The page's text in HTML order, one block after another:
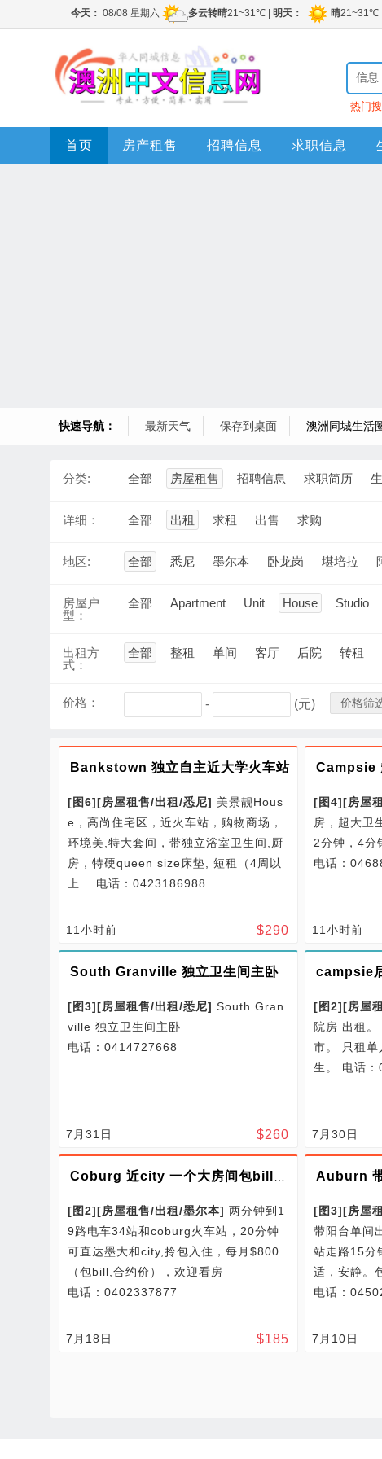
信息
热门搜
首页 房产租售 招聘信息 求职信息
快速导航： 最新天气 保存到桌面 澳洲同城生活
分类: 全部 房屋租售 招聘信息 求职简历
详细： 全部 出租 求租 出售 求购
地区: 全部 悉尼 墨尔本 卧龙岗 堪培拉
房屋户
型：
全部 Apartment Unit House Studio
出租方
式：
全部 整租 单间 客厅 后院 转租
价格： - (元) 价格筛
Bankstown 独立自主近大学火车站
[图6][房屋租售/出租/悉尼] 美景靓Hous
e，高尚住宅区，近火车站，购物商场，
环境美,特大套间，带独立浴室卫生间,厨
房，特硬queen size床垫, 短租（4周以
上… 电话：0423186988
$290
11小时前
[图4][房屋
房，超大卫
2分钟，4分
电话：
11小时前
South Granville 独立卫生间主卧
[图3][房屋租售/出租/悉尼] South Gran
ville 独立卫生间主卧
电话：0414727668
$260
7月31日
campsie
[图2][房屋
院房 出租
市。 只租单
生。 电话
7月30日
[图2][房屋租售/出租/墨尔本] 两分钟到1
9路电车34站和coburg火车站，20分钟
可直达墨大和city,拎包入住，每月$800
（包bill,合约价），欢迎看房
电话：0402337877
$185
7月18日
Auburn
[图3][房屋
带阳台单间
站走路15分
适，安静。
电话：
7月10日